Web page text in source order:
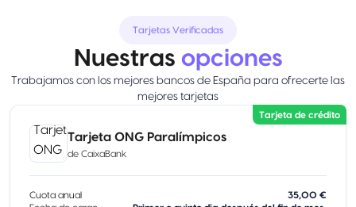
Tarjetas Verificadas
Nuestras opciones
Trabajamos con los mejores bancos de España para ofrecerte las
mejores tarjetas
Tarjeta de crédito
Tarjeta ONG Paralímpicos
de CaixaBank
Cuota anual
35,00 €